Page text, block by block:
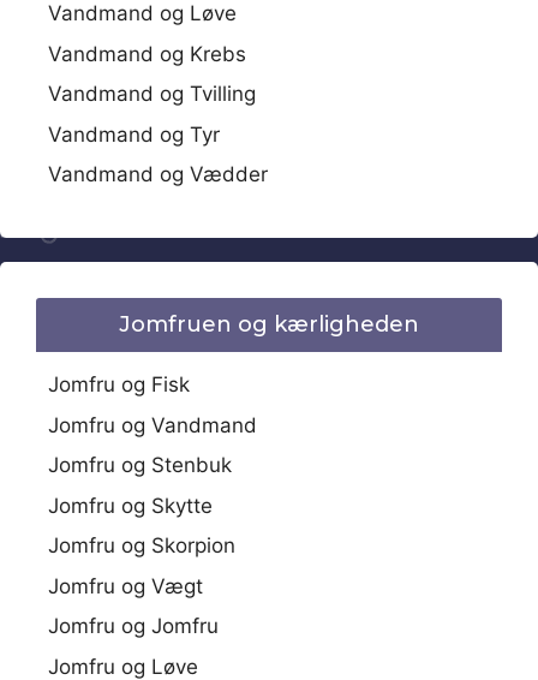
Vandmand og Løve
Vandmand og Krebs
Vandmand og Tvilling
Vandmand og Tyr
Vandmand og Vædder
Jomfruen og kærligheden
Jomfru og Fisk
Jomfru og Vandmand
Jomfru og Stenbuk
Jomfru og Skytte
Jomfru og Skorpion
Jomfru og Vægt
Jomfru og Jomfru
Jomfru og Løve